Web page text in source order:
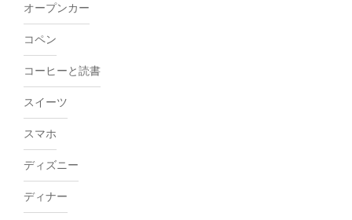
オープンカー
コペン
コーヒーと読書
スイーツ
スマホ
ディズニー
ディナー